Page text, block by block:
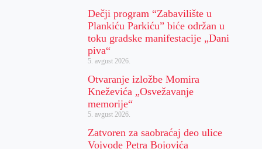
Dečji program “Zabavilište u
Plankiću Parkiću” biće održan u
toku gradske manifestacije „Dani
piva“
5. avgust 2026.
Otvaranje izložbe Momira
Kneževića „Osvežavanje
memorije“
5. avgust 2026.
Zatvoren za saobraćaj deo ulice
Vojvode Petra Bojovića